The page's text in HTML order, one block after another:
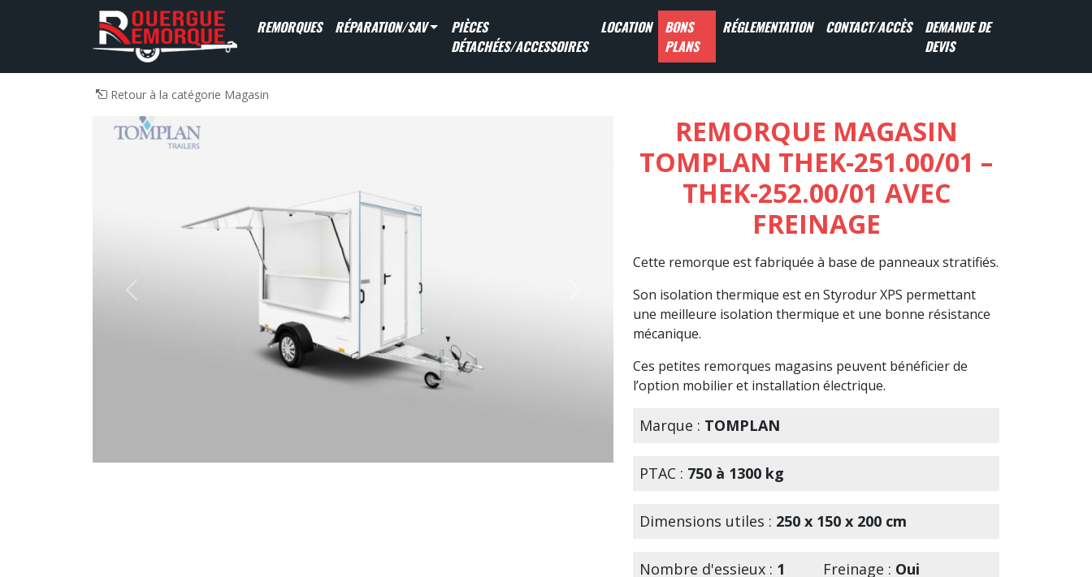
Navigation principale
REMORQUES RÉPARATION/SAV
PIÈCES
DÉTACHÉES/ACCESSOIRES
LOCATION
BONS
PLANS
RÉGLEMENTATION CONTACT/ACCÈS
DEMANDE DE
DEVIS
Retour à la catégorie Magasin
Previous
REMORQUE MAGASIN
TOMPLAN THEK-251.00/01 –
THEK-252.00/01 AVEC
FREINAGE
Cette remorque est fabriquée à base de panneaux stratifiés.
Son isolation thermique est en Styrodur XPS permettant
une meilleure isolation thermique et une bonne résistance
mécanique.
Ces petites remorques magasins peuvent bénéficier de
l’option mobilier et installation électrique.
Marque : TOMPLAN
PTAC : 750 à 1300 kg
Dimensions utiles : 250 x 150 x 200 cm
Nombre d'essieux : 1 Freinage : Oui